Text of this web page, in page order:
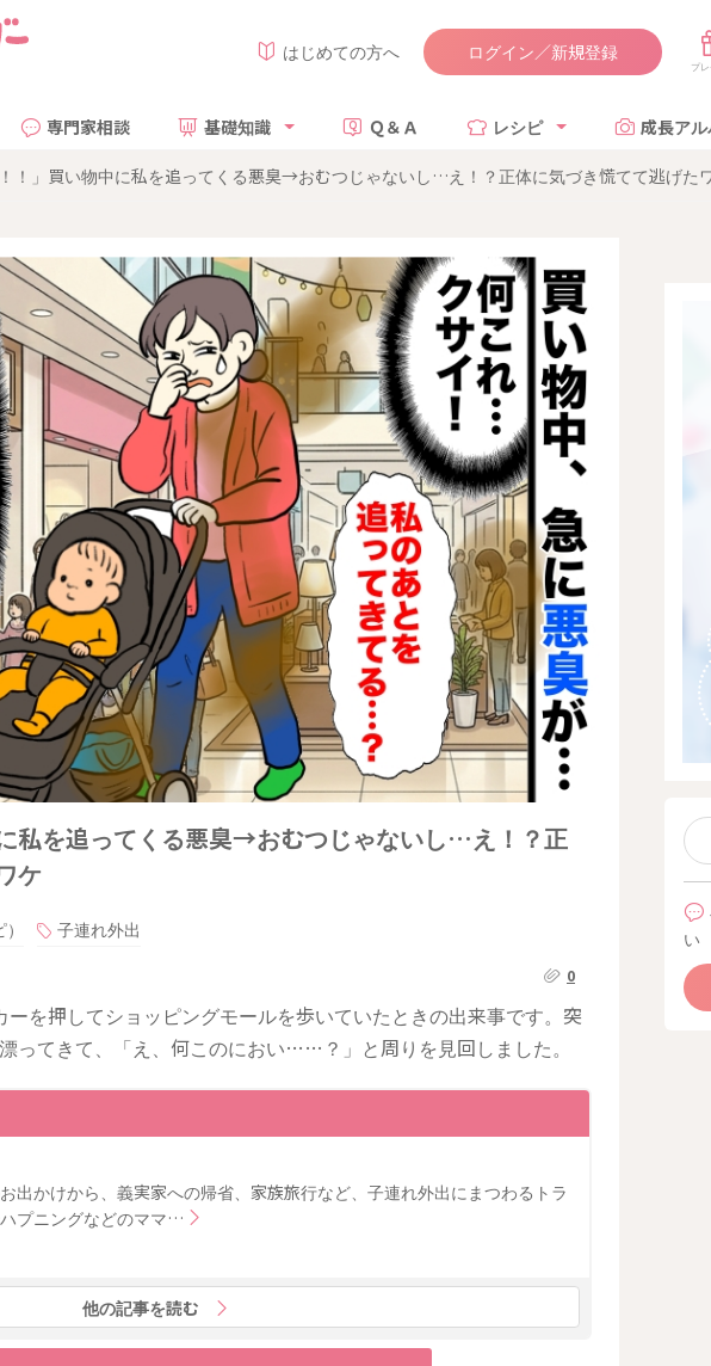
はじめての方へ ログイン／新規登録
専門家相談 基礎知識 Ｑ＆Ａ レシピ 成長ア
！！」買い物中に私を追ってくる悪臭→おむつじゃないし…え！？正体に気づき慌てて逃げた
私を追ってくる悪臭→おむつじゃないし…え！？正
ケ
子連れ外出
0
を押してショッピングモールを歩いていたときの出来事です。突
ってきて、「え、何このにおい……？」と周りを見回しました。
出かけから、義実家への帰省、家族旅行など、子連れ外出にまつわるトラ
プニングなどのママ…
他の記事を読む
い